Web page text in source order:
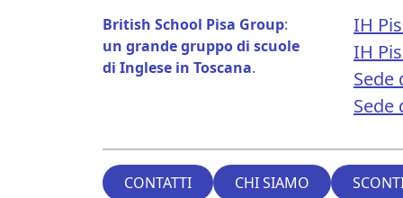
British School Pisa Group:
un grande gruppo di scuole
di Inglese in Toscana.
IH
IH
Sede
Sede
CONTATTI CHI SIAMO